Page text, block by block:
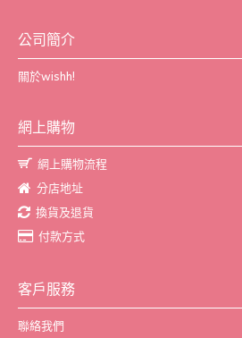
公司簡介
關於wishh!
網上購物
網上購物流程
分店地址
換貨及退貨
付款方式
客戶服務
聯絡我們